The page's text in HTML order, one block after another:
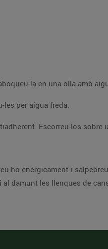
les i passeu-les per aigua freda.
cansalada i